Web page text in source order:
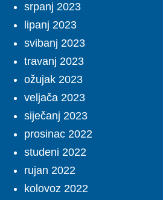
srpanj 2023
lipanj 2023
svibanj 2023
travanj 2023
ožujak 2023
veljača 2023
siječanj 2023
prosinac 2022
studeni 2022
rujan 2022
kolovoz 2022